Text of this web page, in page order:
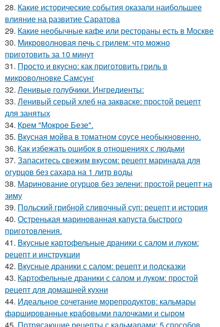
28. Какие исторические события оказали наибольшее
влияние на развитие Саратова
29. Какие необычные кафе или рестораны есть в Москве
30. Микроволновая печь с грилем: что можно
приготовить за 10 минут
31. Просто и вкусно: как приготовить гриль в
микроволновке Самсунг
32. Ленивые голубчики. Ингредиенты:
33. Ленивый серый хлеб на закваске: простой рецепт
для занятых
34. Крем "Мокрое Безе".
35. Вкусная мойва в томатном соусе необыкновенно.
36. Как избежать ошибок в отношениях с людьми
37. Запаситесь свежим вкусом: рецепт маринада для
огурцов без сахара на 1 литр воды
38. Маринование огурцов без зелени: простой рецепт на
зиму
39. Польский грибной сливочный суп: рецепт и история
40. Остренькая маринованная капуста быстрого
приготовления.
41. Вкусные картофельные драники с салом и луком:
рецепт и инструкции
42. Вкусные драники с салом: рецепт и подсказки
43. Картофельные драники с салом и луком: простой
рецепт для домашней кухни
44. Идеальное сочетание морепродуктов: кальмары
фаршированные крабовыми палочками и сыром